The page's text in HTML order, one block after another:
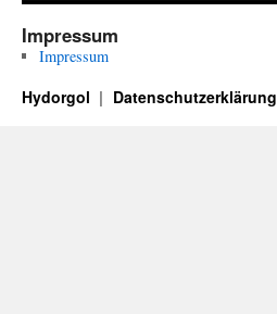
Impressum
Impressum
Hydorgol Datenschutzerklärung